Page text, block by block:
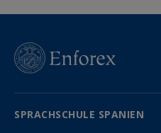
SPRACHSCHULE SPANIEN